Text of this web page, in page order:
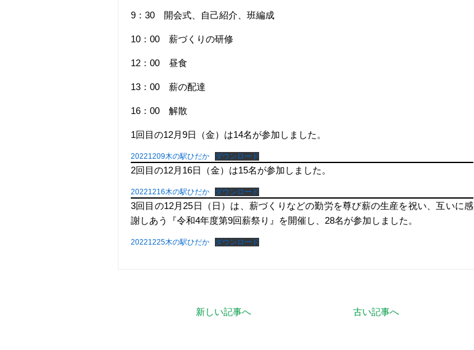
9：30 開会式、自己紹介、班編成
10：00 薪づくりの研修
12：00 昼食
13：00 薪の配達
16：00 解散
1回目の12月9日（金）は14名が参加しました。
20221209木の駅ひだか ダウンロード
2回目の12月16日（金）は15名が参加しました。
20221216木の駅ひだか ダウンロード
3回目の12月25日（日）は、薪づくりなどの勤労を尊び薪の生産を祝い、互いに感
謝しあう『令和4年度第9回薪祭り』を開催し、28名が参加しました。
20221225木の駅ひだか ダウンロード
古い記事へ
新しい記事へ